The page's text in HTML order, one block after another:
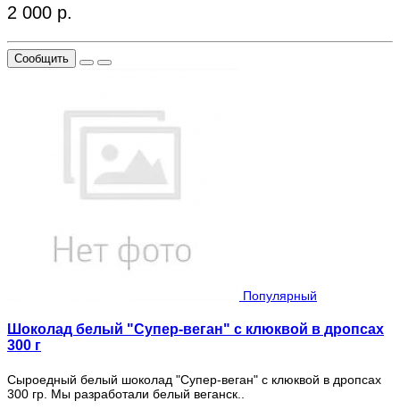
2 000 р.
Сообщить
Популярный
Шоколад белый "Супер-веган" с клюквой в дропсах
300 г
Сыроедный белый шоколад "Супер-веган" с клюквой в дропсах
300 гр. Мы разработали белый веганск..